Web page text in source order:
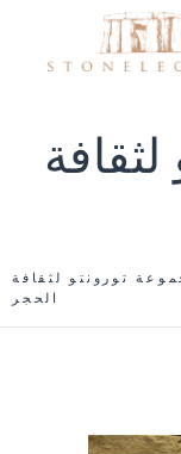
تورونتو لثقافة
الحجر